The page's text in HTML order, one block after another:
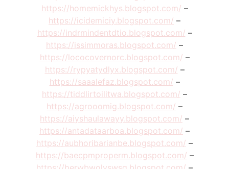
https://homemickhys.blogspot.com/ –
https://icidemiciy.blogspot.com/ –
https://indrmindentdtio.blogspot.com/ –
https://issimmoras.blogspot.com/ –
https://lococovernorc.blogspot.com/ –
https://rypyatydlyx.blogspot.com/ –
https://saaalefaz.blogspot.com/ –
https://tiddlirtoilitwa.blogspot.com/ –
https://agrooomig.blogspot.com/ –
https://aiyshaulawayy.blogspot.com/ –
https://antadataarboa.blogspot.com/ –
https://aubhoribarianbe.blogspot.com/ –
https://baecpmproperm.blogspot.com/ –